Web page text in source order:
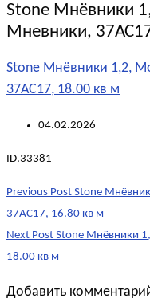
Stone Мнёвники
Мневники,
Stone Мнёвники 1,2,
37АС17, 18.00 кв м
04.02.2026
ID.33381
Post
navigation
Previous Post Stone
37АС17, 16.80 кв м
Next Post Stone Мнёвники
18.00 кв м
Добавить